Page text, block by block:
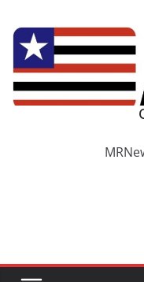
para
conteúdo